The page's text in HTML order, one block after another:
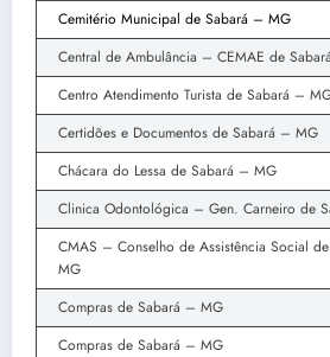
Cemitério Municipal de Sabará – MG
Central de Ambulância – CEMAE de
Centro Atendimento Turista de Sabará –
Certidões e Documentos de Sabará – MG
Chácara do Lessa de Sabará – MG
Clinica Odontológica – Gen. Carneiro de
CMAS – Conselho de Assistência Social
MG
Compras de Sabará – MG
Compras de Sabará – MG